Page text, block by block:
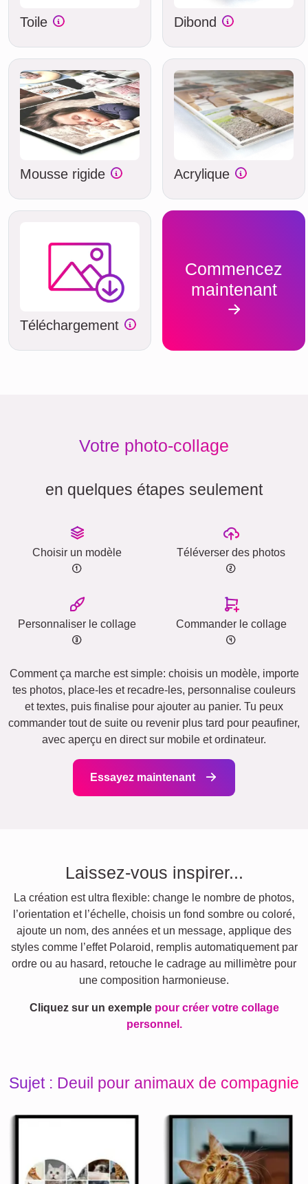
Toile Dibond
Mousse rigide Acrylique
Téléchargement
Commencez
maintenant
Votre photo-collage
en quelques étapes seulement
Choisir un modèle Téléverser des photos
Personnaliser le collage Commander le collage
Comment ça marche est simple: choisis un modèle, importe
tes photos, place-les et recadre-les, personnalise couleurs
et textes, puis finalise pour ajouter au panier. Tu peux
commander tout de suite ou revenir plus tard pour peaufiner,
avec aperçu en direct sur mobile et ordinateur.
Essayez maintenant
Laissez-vous inspirer...
La création est ultra flexible: change le nombre de photos,
l’orientation et l’échelle, choisis un fond sombre ou coloré,
ajoute un nom, des années et un message, applique des
styles comme l’effet Polaroid, remplis automatiquement par
ordre ou au hasard, retouche le cadrage au millimètre pour
une composition harmonieuse.
Cliquez sur un exemple pour créer votre collage
personnel.
Sujet : Deuil pour animaux de compagnie